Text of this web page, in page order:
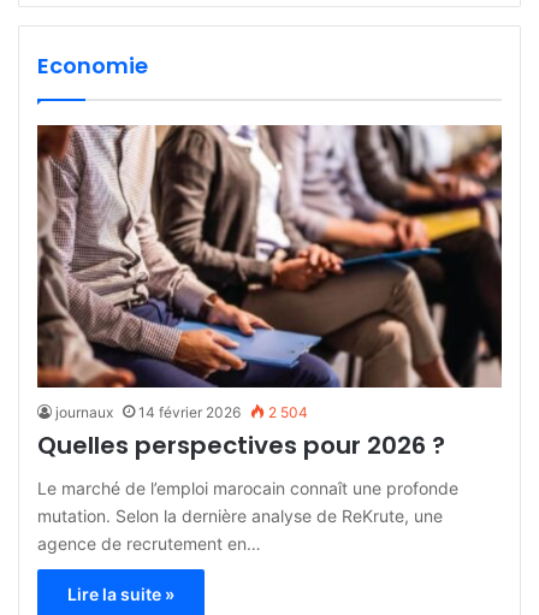
Economie
journaux 14 février 2026 2 504
Quelles perspectives pour 2026 ?
Le marché de l’emploi marocain connaît une profonde
mutation. Selon la dernière analyse de ReKrute, une
agence de recrutement en…
Lire la suite »